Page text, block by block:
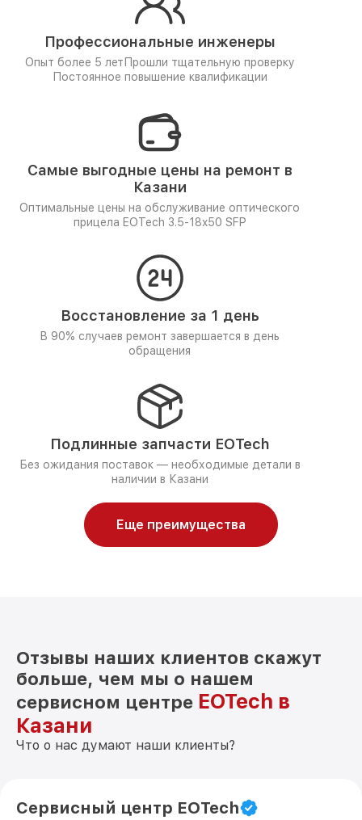
Профессиональные инженеры
Опыт более 5 лет Прошли тщательную проверку
Постоянное повышение квалификации
Самые выгодные цены на ремонт в
Казани
Оптимальные цены на обслуживание оптического
прицела EOTech 3.5-18x50 SFP
Восстановление за 1 день
В 90% случаев ремонт завершается в день
обращения
Подлинные запчасти EOTech
Без ожидания поставок — необходимые детали в
наличии в Казани
Еще преимущества
Отзывы наших клиентов скажут
больше, чем мы о нашем
сервисном центре EOTech в
Казани
Что о нас думают наши клиенты?
Сервисный центр EOTech